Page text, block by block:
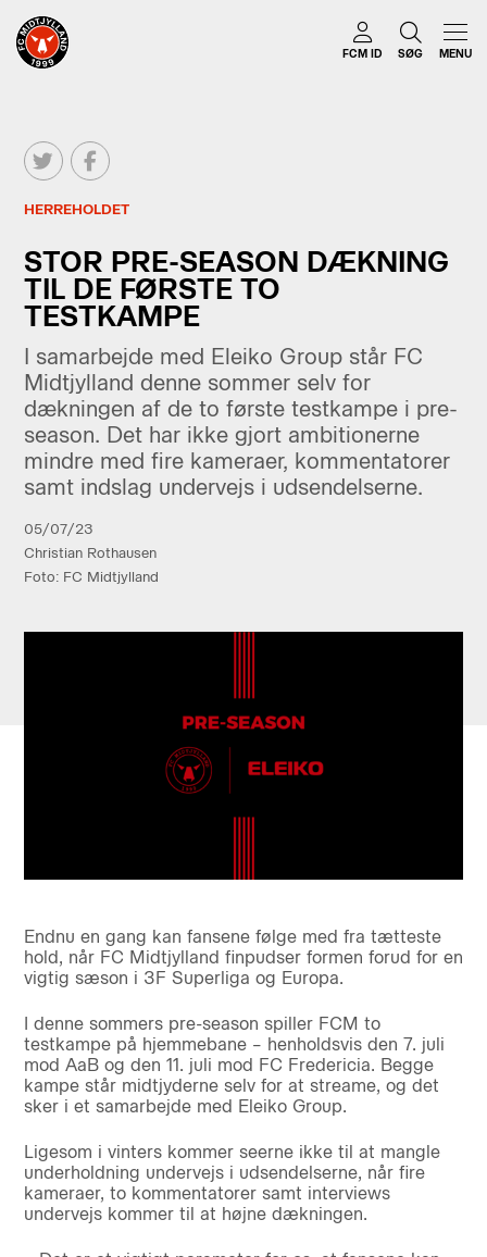
FCM ID SØG MENU
HERREHOLDET
STOR PRE-SEASON DÆKNING
TIL DE FØRSTE TO
TESTKAMPE
I samarbejde med Eleiko Group står FC
Midtjylland denne sommer selv for
dækningen af de to første testkampe i pre-
season. Det har ikke gjort ambitionerne
mindre med fire kameraer, kommentatorer
samt indslag undervejs i udsendelserne.
05/07/23
Christian Rothausen
Foto: FC Midtjylland
Endnu en gang kan fansene følge med fra tætteste
hold, når FC Midtjylland finpudser formen forud for en
vigtig sæson i 3F Superliga og Europa.
I denne sommers pre-season spiller FCM to
testkampe på hjemmebane – henholdsvis den 7. juli
mod AaB og den 11. juli mod FC Fredericia. Begge
kampe står midtjyderne selv for at streame, og det
sker i et samarbejde med Eleiko Group.
Ligesom i vinters kommer seerne ikke til at mangle
underholdning undervejs i udsendelserne, når fire
kameraer, to kommentatorer samt interviews
undervejs kommer til at højne dækningen.